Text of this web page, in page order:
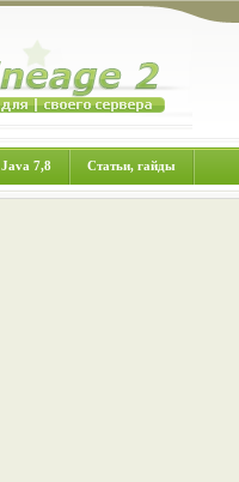
Java 7,8 Статьи, гайды